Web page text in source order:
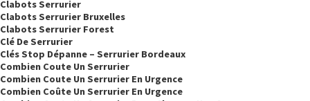
Clabots Serrurier
Clabots Serrurier Bruxelles
Clabots Serrurier Forest
Clé De Serrurier
Clés Stop Dépanne – Serrurier Bordeaux
Combien Coute Un Serrurier
Combien Coute Un Serrurier En Urgence
Combien Coûte Un Serrurier En Urgence